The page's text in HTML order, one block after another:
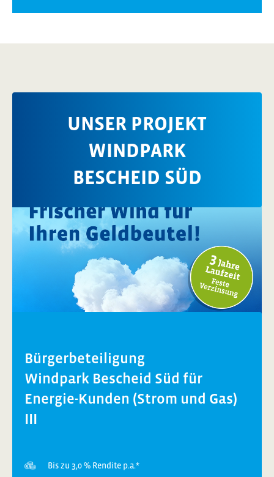
UNSER PROJEKT
WINDPARK
BESCHEID SÜD
Bürgerbeteiligung
Windpark Bescheid Süd für
Energie-Kunden (Strom und Gas)
III
Bis zu 3,0 % Rendite p.a.*